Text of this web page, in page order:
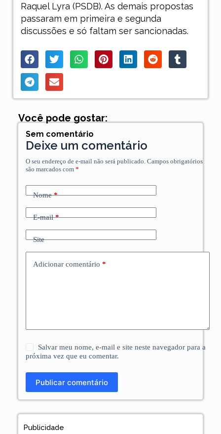
Raquel Lyra (PSDB). As demais propostas
passaram em primeira e segunda
discussões e só faltam ser sancionadas.
Você pode gostar:
Sem comentário
Deixe um comentário
O seu endereço de e-mail não será publicado. Campos obrigatórios
são marcados com *
Nome*
E-mail*
Site
Adicionar comentário *
Salvar meu nome, e-mail e site neste navegador para a
próxima vez que eu comentar.
Publicar comentário
Publicidade